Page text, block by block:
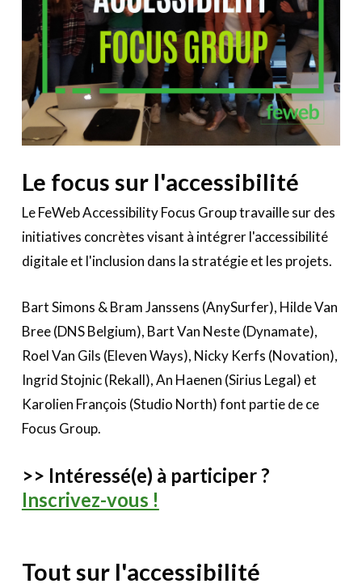
Le focus sur l'accessibilité
Le FeWeb Accessibility Focus Group travaille sur des
initiatives concrètes visant à intégrer l'accessibilité
digitale et l'inclusion dans la stratégie et les projets.
Bart Simons & Bram Janssens (AnySurfer), Hilde Van
Bree (DNS Belgium), Bart Van Neste (Dynamate),
Roel Van Gils (Eleven Ways), Nicky Kerfs (Novation),
Ingrid Stojnic (Rekall), An Haenen (Sirius Legal) et
Karolien François (Studio North) font partie de ce
Focus Group.
>> Intéressé(e) à participer ?
Inscrivez-vous !
Tout sur l'accessibilité